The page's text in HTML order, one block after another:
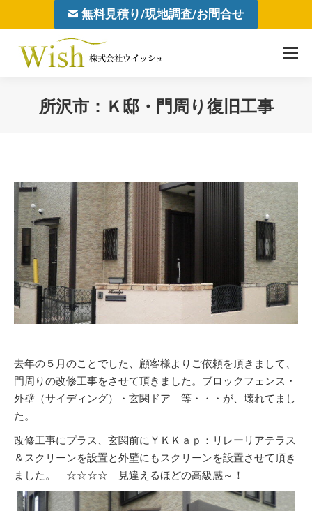
無料見積り/現地調査/お問合せ
所沢市：Ｋ邸・門周り復旧工事
去年の５月のことでした、顧客様よりご依頼を頂きまして、
門周りの改修工事をさせて頂きました。ブロックフェンス・
外壁（サイディング）・玄関ドア 等・・・が、壊れてまし
た。
改修工事にプラス、玄関前にＹＫＫａｐ：リレーリアテラス
＆スクリーンを設置と外壁にもスクリーンを設置させて頂き
ました。 ☆☆☆☆ 見違えるほどの高級感～！